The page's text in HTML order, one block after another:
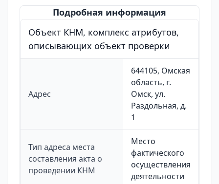
Подробная информация
Объект КНМ, комплекс атрибутов,
описывающих объект проверки
Адрес
644105, Омская
область, г.
Омск, ул.
Раздольная, д.
1
Тип адреса места
составления акта о
проведении КНМ
Место
фактического
осуществления
деятельности